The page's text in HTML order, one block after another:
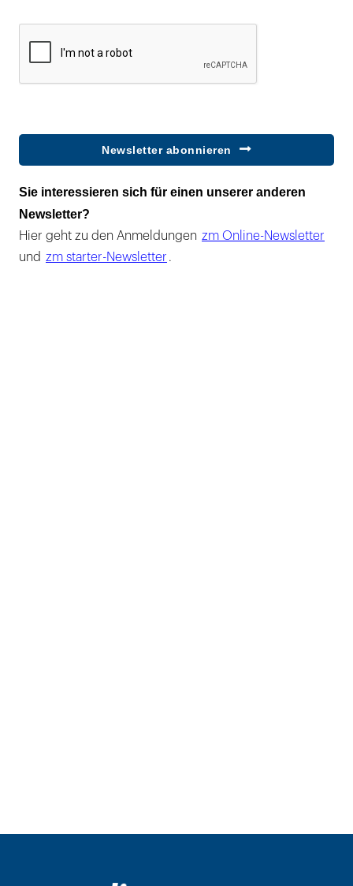
Newsletter abonnieren
Sie interessieren sich für einen unserer anderen
Newsletter?
Hier geht zu den Anmeldungen zm Online-Newsletter
und zm starter-Newsletter .